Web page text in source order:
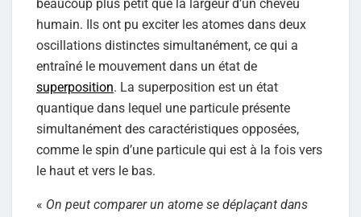
beaucoup plus petit que la largeur d’un cheveu
humain. Ils ont pu exciter les atomes dans deux
oscillations distinctes simultanément, ce qui a
entraîné le mouvement dans un état de
superposition. La superposition est un état
quantique dans lequel une particule présente
simultanément des caractéristiques opposées,
comme le spin d’une particule qui est à la fois vers
le haut et vers le bas.
« On peut comparer un atome se déplaçant dans